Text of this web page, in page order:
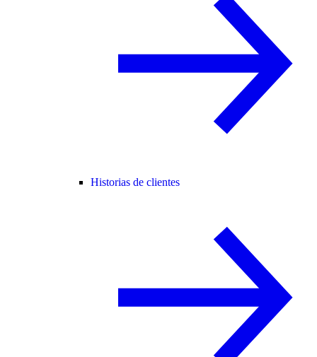
Historias de clientes